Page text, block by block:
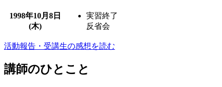
1998年10月8日
(木)
実習終了
反省会
活動報告・受講生の感想を読む
講師のひとこと